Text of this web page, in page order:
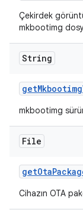
Çekirdek
mkbootimg
String
getMkbootimg
mkbootimg
File
getOta
Cihazın OTA